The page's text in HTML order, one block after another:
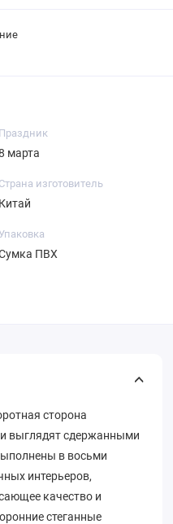
Праздник
марта
Страна изготовитель
Китай
Упаковка
ПВХ
сторона
выглядят сдержанными
в восьми
интерьеров,
качество и
стеганные